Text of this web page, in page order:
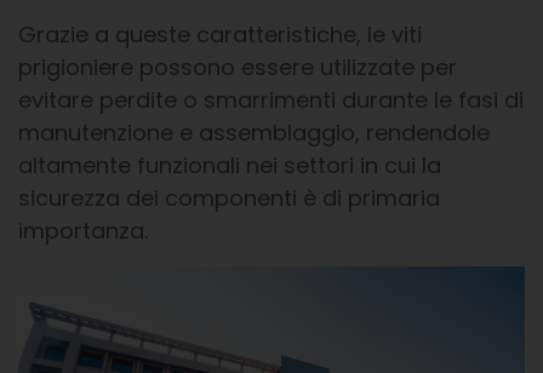
Grazie a queste caratteristiche, le viti
prigioniere possono essere utilizzate per
evitare perdite o smarrimenti durante le fasi di
manutenzione e assemblaggio, rendendole
altamente funzionali nei settori in cui la
sicurezza dei componenti è di primaria
importanza.